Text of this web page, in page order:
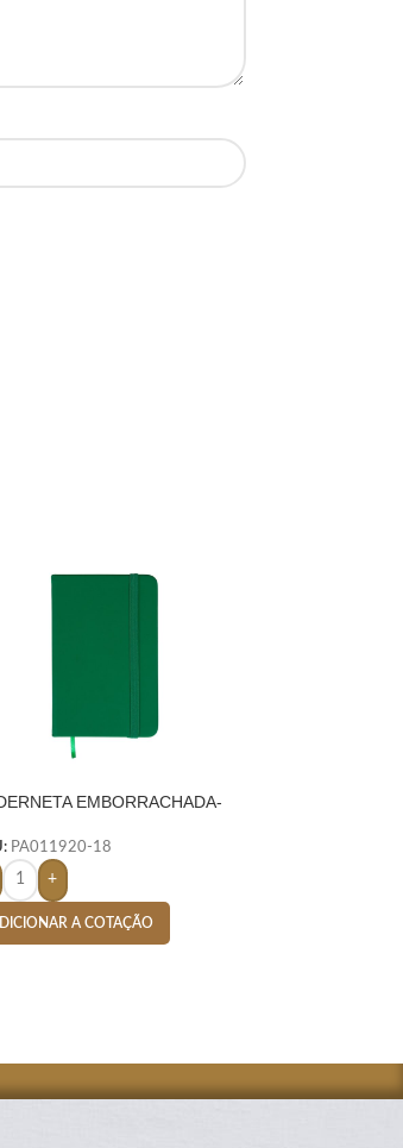
EMBORRACHADA-
PA011920-18
+
A COTAÇÃO